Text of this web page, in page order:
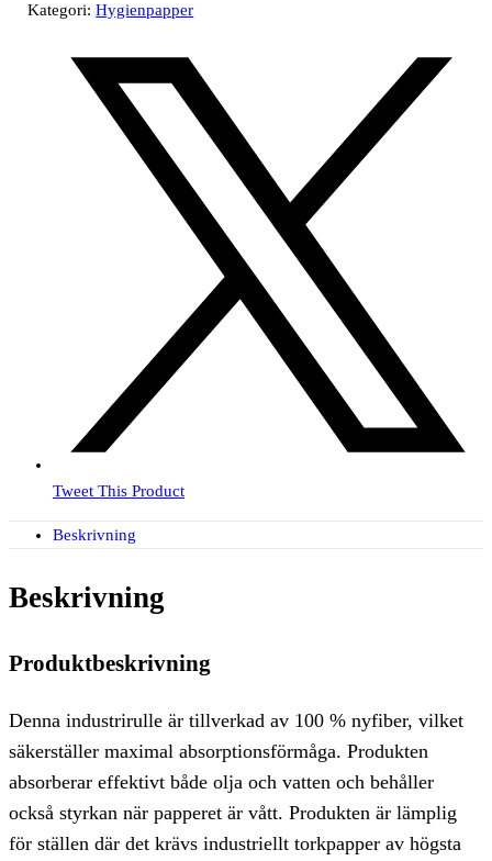
Kategori:Hygienpapper
Tweet This Product
Beskrivning
Beskrivning
Produktbeskrivning
Denna industrirulle är tillverkad av 100 % nyfiber, vilket
säkerställer maximal absorptionsförmåga. Produkten
absorberar effektivt både olja och vatten och behåller
också styrkan när papperet är vått. Produkten är lämplig
för ställen där det krävs industriellt torkpapper av högsta